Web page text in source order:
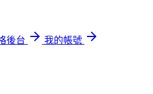
後台
我的帳號